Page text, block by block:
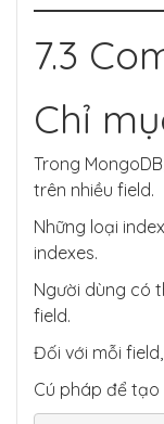
7.3
Chỉ
Trong
trên nhiều field.
Những loại
indexes.
Người dùng có
field.
Đối với mỗi
Cú pháp để